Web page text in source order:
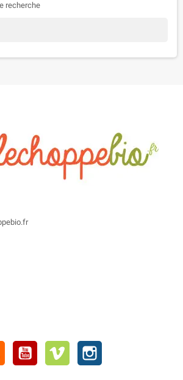
recherche
YouTube Vimeo